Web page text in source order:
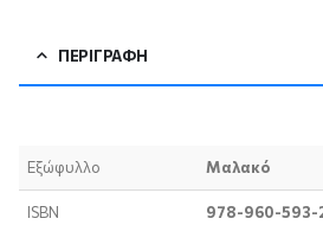
ΠΕΡΙΓΡΑΦΉ
Εξώφυλλο Μαλακό
ISBN 978-960-593-